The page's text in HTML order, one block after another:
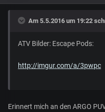
Am 5.5.2016 um 19:22
ATV Bilder: Escape Pods:
http://imgur.com/a/3pwpc
Erinnert mich an den ARGO